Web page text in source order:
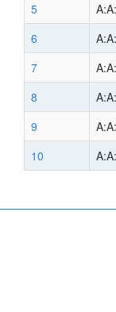
5
6
7
8
9
10